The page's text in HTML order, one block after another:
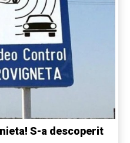
S-a descoperit